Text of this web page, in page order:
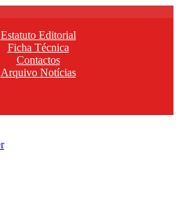
Estatuto Editorial
Ficha Técnica
Contactos
Arquivo Notícias